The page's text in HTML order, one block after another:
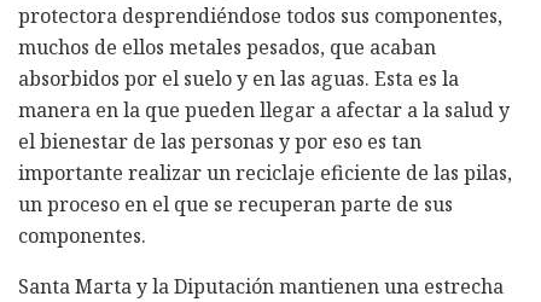
protectora desprendiéndose todos sus componentes,
muchos de ellos metales pesados, que acaban
absorbidos por el suelo y en las aguas. Esta es la
manera en la que pueden llegar a afectar a la salud y
el bienestar de las personas y por eso es tan
importante realizar un reciclaje eficiente de las pilas,
un proceso en el que se recuperan parte de sus
componentes.
Santa Marta y la Diputación mantienen una estrecha